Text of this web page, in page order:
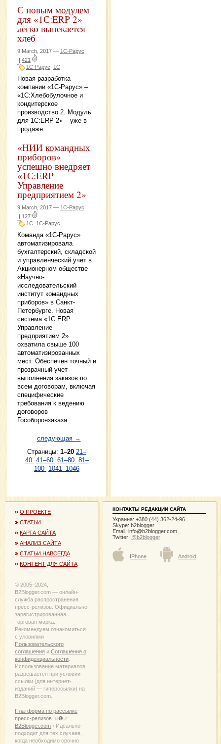
С новым модулем
для «1С:ERP 2»
легко выпекается
хлеб
9 March, 2017 — 1С-Рарус
| 421
1С-Рарус
1С
Новая разработка
компании «1С-Рарус» ‒
«1С:Хлебобулочное и
кондитерское
производство 2. Модуль
для 1С:ERP 2» ‒ уже в
продаже.
«НИИ командных
приборов»
успешно внедряет
«1С:ERP
Управление
предприятием 2»
9 March, 2017 — 1С-Рарус
| 127
1С 1С-Рарус
Команда «1С-Рарус»
автоматизировала
бухгалтерский, складской
и управленческий учет в
Акционерном обществе
«Научно-
исследовательский
институт командных
приборов» в Санкт-
Петербурге. Новая
система «1С:ERP
Управление
предприятием 2»
охватила свыше 100
автоматизированных
мест. Обеспечен точный и
прозрачный учет
выполнения заказов по
всем договорам, включая
специфические
требования к ведению
договоров
Гособоронзаказа.
следующая →
Страницы: 1–20 21–
40 41–60 61–80 81–
100 1041–1046
О ПРОЕКТЕ
СТАТЬИ
КАРТА САЙТА
АНАЛИЗ САЙТА
СТАТЬИ НАВСЕГДА
КОНТЕНТ ДЛЯ САЙТА
© 2005−2024,
B2Blogger.com — онлайн-
служба распространения
пресс-релизов. Официально
зарегистрированная
торговая марка.
Рекомендуем ознакомиться
с уловиями
Пользовательского
соглашения и Соглашения о
конфиденциальности
Использование материалов
разрешается при условии
ссылки (для интернет-
изданий — гиперссылки) на
B2Blogger.com.
Платформа по рассылке
пресс-релизов ☜❶☞
B2Blogger.com › Идеально
подходит для тех случаев,
когда необходимо срочно
КОНТАКТЫ РЕДАКЦИИ САЙТА
Украина: +380 (44) 362-24-96
Skype: b2blogger
Email: info@b2blogger.com
Twitter: @b2blogger
IPhone Android